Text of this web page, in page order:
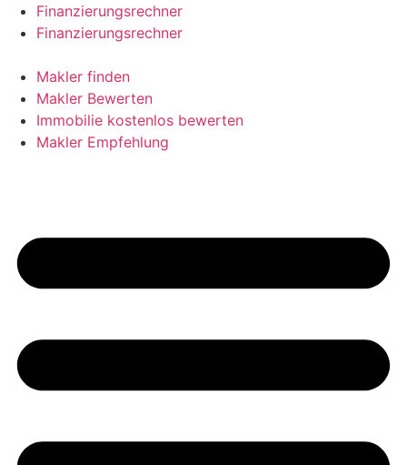
Skip
Finanzierungsrechner
Finanzierungsrechner
Makler finden
Makler Bewerten
Immobilie kostenlos bewerten
Makler Empfehlung